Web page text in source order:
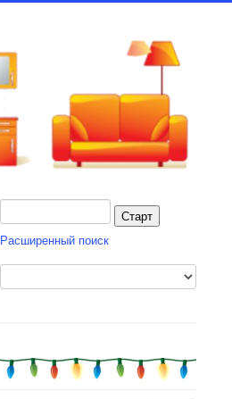
Расширенный поиск